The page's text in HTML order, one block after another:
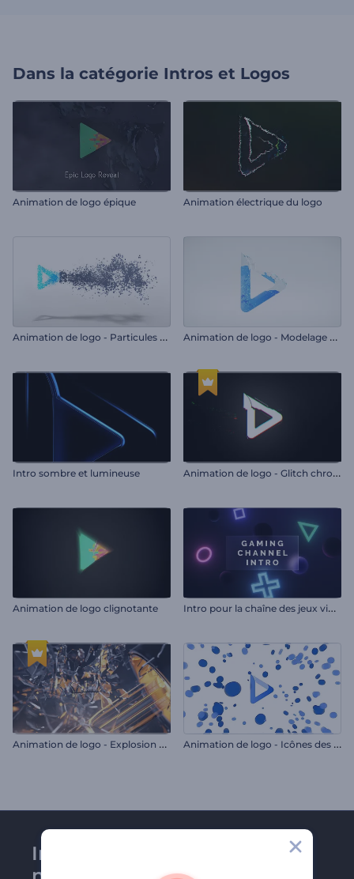
Dans la catégorie Intros et Logos
Animation de logo épique Animation électrique du logo
A
nimation de logo - Particules simples A
nimation de logo - Modelage en liquide
Intro sombre et lumineuse A
nimation de logo - Glitch chromatique
Animation de logo clignotante I
ntro pour la chaîne des jeux vidéo
A
nimation de logo - Explosion d'ampoule A
nimation de logo - Icônes des médias sociaux
Inscrivez-vous à la